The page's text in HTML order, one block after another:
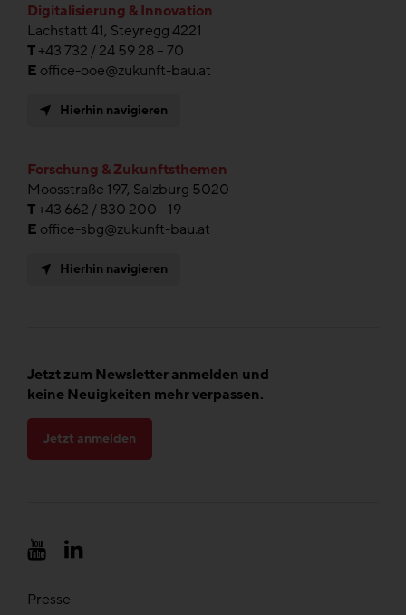
Digitalisierung & Innovation
Lachstatt 41, Steyregg 4221
T+43 732 / 24 59 28 – 70
E office-ooe@zukunft-bau.at
Hierhin navigieren
Forschung & Zukunftsthemen
Moosstraße 197, Salzburg 5020
T+43 662 / 830 200 - 19
E office-sbg@zukunft-bau.at
Hierhin navigieren
Jetzt zum Newsletter anmelden und
keine Neuigkeiten mehr verpassen.
Jetzt anmelden
Presse